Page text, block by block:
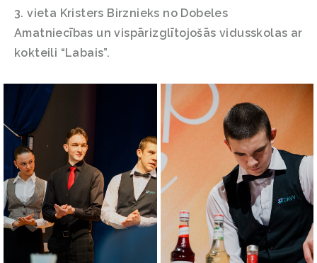
3. vieta Kristers Birznieks no Dobeles
Amatniecības un vispārizglītojošās vidusskolas ar
kokteili “Labais”.